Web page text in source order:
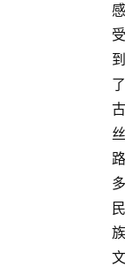
感
受
到
了
古
丝
路
多
民
族
文